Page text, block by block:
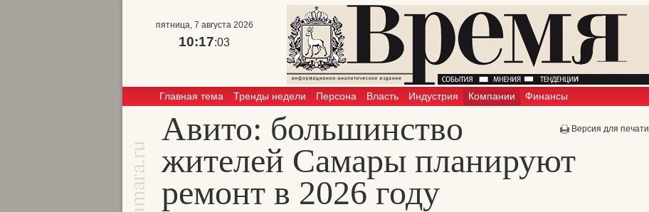
пятница, 7 августа 2026
10:17:03
Главная тема Тренды недели Персона Власть Индустрия Компании Финансы
Версия для печати
Авито: большинство
жителей Самары планируют
ремонт в 2026 году